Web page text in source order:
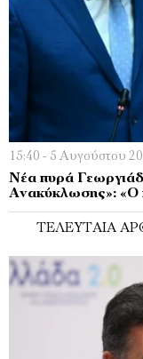
15:40 - 5 Αυγούστου
Νέα πυρά
Ανακύκλωσης»: «Ο
ΤΕΛΕΥΤΑΊΑ